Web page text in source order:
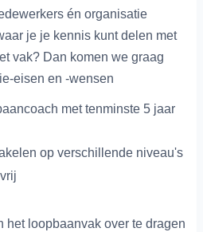
én organisatie
je je kennis kunt delen met
vak? Dan komen we graag
eisen en -wensen
met tenminste 5 jaar
op verschillende niveau's
het loopbaanvak over te dragen